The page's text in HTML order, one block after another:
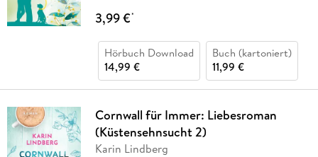
3,99 €*
Hörbuch Download
14,99 €
Buch (kartoniert)
11,99 €
Cornwall für Immer: Liebesroman
(Küstensehnsucht 2)
Karin Lindberg